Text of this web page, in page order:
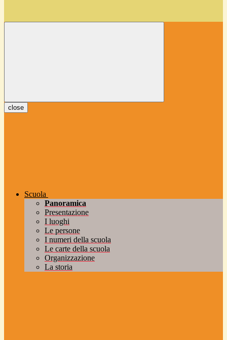
close
Scuola
Panoramica
Presentazione
I luoghi
Le persone
I numeri della scuola
Le carte della scuola
Organizzazione
La storia